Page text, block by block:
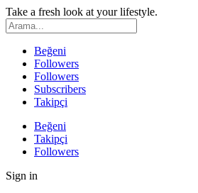
Take a fresh look at your lifestyle.
Beğeni
Followers
Followers
Subscribers
Takipçi
Beğeni
Takipçi
Followers
Sign in